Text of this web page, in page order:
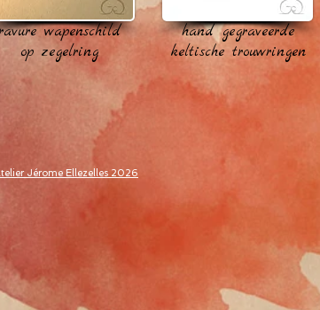
wapenschild
op zegelring
hand gegraveerde
keltische trouwringen
Jérome Ellezelles 2026